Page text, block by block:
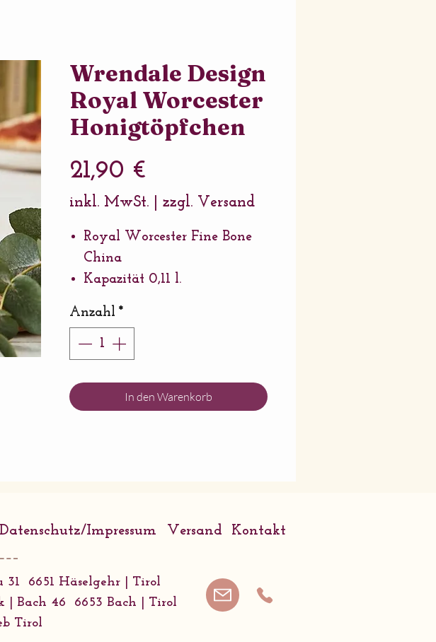
Wrendale Design
Royal Worcester
Honigtöpfchen
21,90 €
inkl. MwSt. zzgl. Versand
Royal Worcester Fine Bone
China
Kapazität 0,11 l.
Mikrowellengeeignet
Anzahl *
In den Warenkorb
Datenschutz/Impressum Versand Kontakt
31 6651 Häselgehr | Tirol
| Bach 46 6653 Bach | Tirol
Tirol